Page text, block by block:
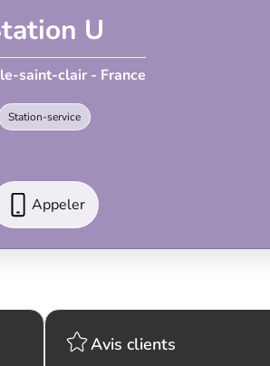
U
saint-clair - France
Station-service
Appeler
Avis clients